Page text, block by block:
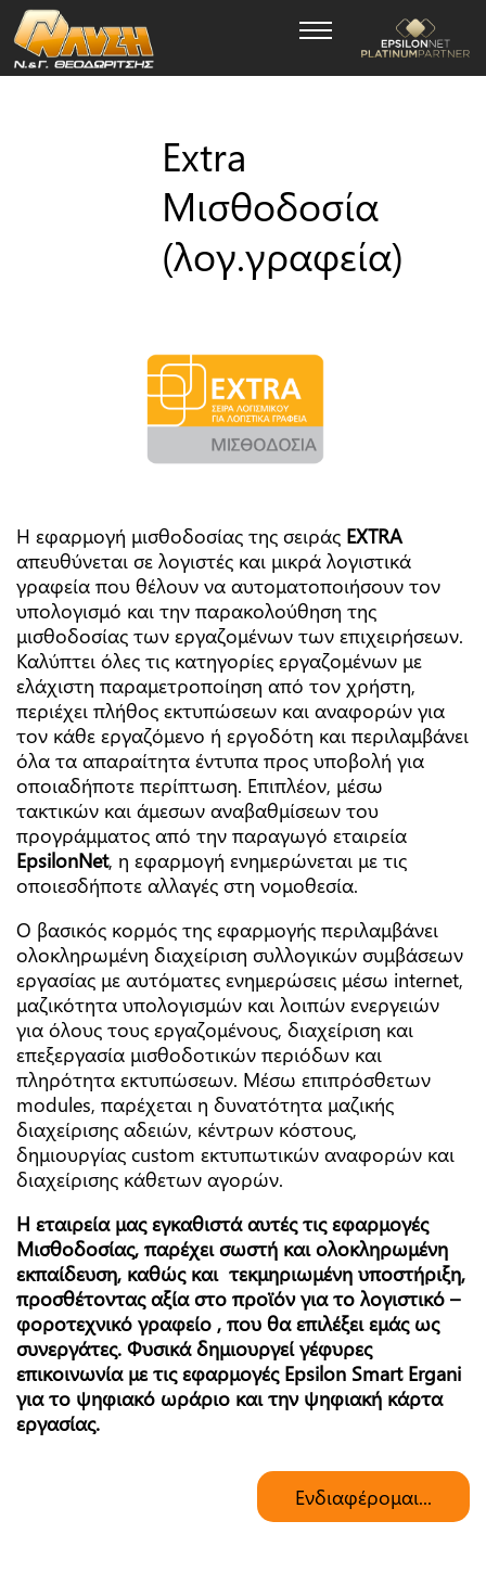
Extra
Μισθοδοσία
(λογ.γραφεία)
Η εφαρμογή μισθοδοσίας της σειράς EXTRA
απευθύνεται σε λογιστές και μικρά λογιστικά
γραφεία που θέλουν να αυτοματοποιήσουν τον
υπολογισμό και την παρακολούθηση της
μισθοδοσίας των εργαζομένων των επιχειρήσεων.
Καλύπτει όλες τις κατηγορίες εργαζομένων με
ελάχιστη παραμετροποίηση από τον χρήστη,
περιέχει πλήθος εκτυπώσεων και αναφορών για
τον κάθε εργαζόμενο ή εργοδότη και περιλαμβάνει
όλα τα απαραίτητα έντυπα προς υποβολή για
οποιαδήποτε περίπτωση. Επιπλέον, μέσω
τακτικών και άμεσων αναβαθμίσεων του
προγράμματος από την παραγωγό εταιρεία
EpsilonNet, η εφαρμογή ενημερώνεται με τις
οποιεσδήποτε αλλαγές στη νομοθεσία.
Ο βασικός κορμός της εφαρμογής περιλαμβάνει
ολοκληρωμένη διαχείριση συλλογικών συμβάσεων
εργασίας με αυτόματες ενημερώσεις μέσω internet,
μαζικότητα υπολογισμών και λοιπών ενεργειών
για όλους τους εργαζομένους, διαχείριση και
επεξεργασία μισθοδοτικών περιόδων και
πληρότητα εκτυπώσεων. Μέσω επιπρόσθετων
modules, παρέχεται η δυνατότητα μαζικής
διαχείρισης αδειών, κέντρων κόστους,
δημιουργίας custom εκτυπωτικών αναφορών και
διαχείρισης κάθετων αγορών.
Η εταιρεία μας εγκαθιστά αυτές τις εφαρμογές
Μισθοδοσίας, παρέχει σωστή και ολοκληρωμένη
εκπαίδευση, καθώς και τεκμηριωμένη υποστήριξη,
προσθέτοντας αξία στο προϊόν για το λογιστικό –
φοροτεχνικό γραφείο , που θα επιλέξει εμάς ως
συνεργάτες. Φυσικά δημιουργεί γέφυρες
επικοινωνία με τις εφαρμογές Epsilon Smart Ergani
για το ψηφιακό ωράριο και την ψηφιακή κάρτα
εργασίας.
Ενδιαφέρομαι...
Ονοματεπώνυμο *
Email*
Τηλέφωνο*
Δραστηριότητα*